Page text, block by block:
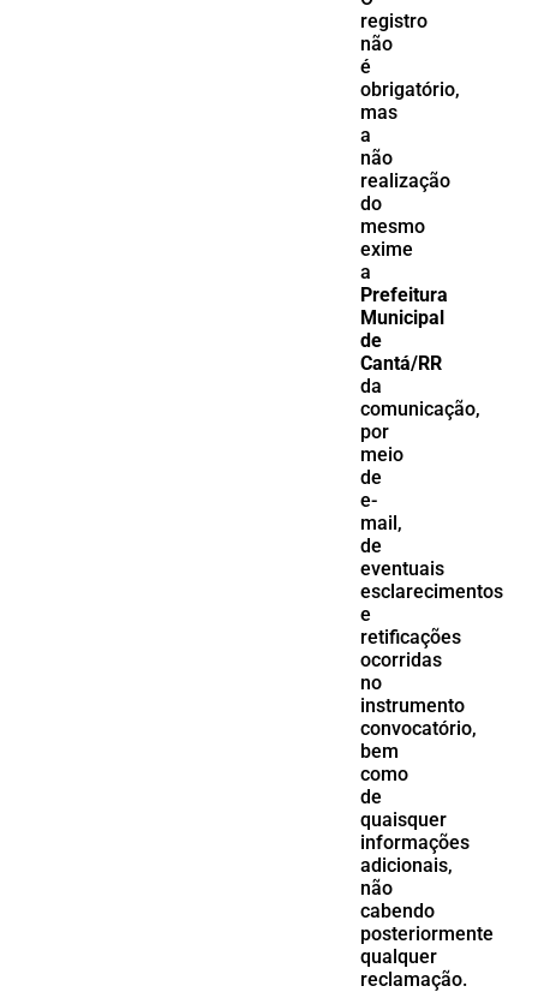
registro
não
é
obrigatório,
mas
a
não
realização
do
mesmo
exime
a
Prefeitura
Municipal
de
Cantá/RR
da
comunicação,
por
meio
de
e-
mail,
de
eventuais
esclarecimentos
e
retificações
ocorridas
no
instrumento
convocatório,
bem
como
de
quaisquer
informações
adicionais,
não
cabendo
posteriormente
qualquer
reclamação.